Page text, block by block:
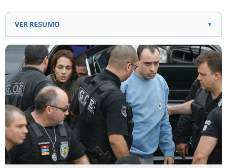
VER RESUMO ▼
Alexandre Nardoni, condenado pela morte de
Isabella em 2008, foi solto após obter progressão
para o regime aberto. A decisão foi concedida após
um mês de solicitação da defesa. Nardoni, que
estava cumprindo pena no regime semiaberto,
agora poderá viver fora da prisão, sujeito a
condições determinadas pela Justiça, incluindo
residir em São Paulo com sua família. A decisão foi
baseada em seu bom comportamento na prisão e
em avaliações favoráveis, apesar de o Ministério
Público planejar recorrer.